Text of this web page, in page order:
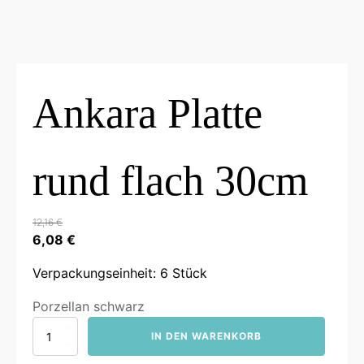
Ankara Platte
rund flach 30cm
12,16€
Ursprünglicher
war:
12,16 €
6,08 €
ist:
6,08 €.
Verpackungseinheit: 6 Stück
Porzellan schwarz
Ankara
IN DEN WARENKORB